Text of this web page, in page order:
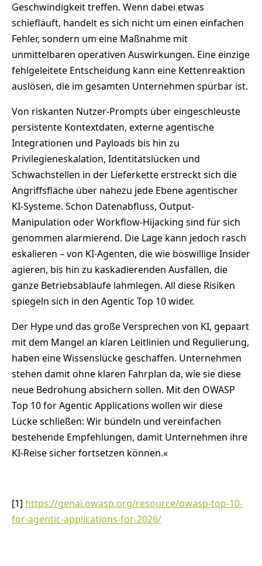
Geschwindigkeit treffen. Wenn dabei etwas
schiefläuft, handelt es sich nicht um einen einfachen
Fehler, sondern um eine Maßnahme mit
unmittelbaren operativen Auswirkungen. Eine einzige
fehlgeleitete Entscheidung kann eine Kettenreaktion
auslösen, die im gesamten Unternehmen spürbar ist.
Von riskanten Nutzer-Prompts über eingeschleuste
persistente Kontextdaten, externe agentische
Integrationen und Payloads bis hin zu
Privilegieneskalation, Identitätslücken und
Schwachstellen in der Lieferkette erstreckt sich die
Angriffsfläche über nahezu jede Ebene agentischer
KI-Systeme. Schon Datenabfluss, Output-
Manipulation oder Workflow-Hijacking sind für sich
genommen alarmierend. Die Lage kann jedoch rasch
eskalieren – von KI-Agenten, die wie böswillige Insider
agieren, bis hin zu kaskadierenden Ausfällen, die
ganze Betriebsabläufe lahmlegen. All diese Risiken
spiegeln sich in den Agentic Top 10 wider.
Der Hype und das große Versprechen von KI, gepaart
mit dem Mangel an klaren Leitlinien und Regulierung,
haben eine Wissenslücke geschaffen. Unternehmen
stehen damit ohne klaren Fahrplan da, wie sie diese
neue Bedrohung absichern sollen. Mit den OWASP
Top 10 for Agentic Applications wollen wir diese
Lücke schließen: Wir bündeln und vereinfachen
bestehende Empfehlungen, damit Unternehmen ihre
KI-Reise sicher fortsetzen können.«
[1] https://genai.owasp.org/resource/owasp-top-10-
for-agentic-applications-for-2026/